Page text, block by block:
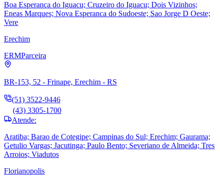
Boa Esperanca do Iguacu; Cruzeiro do Iguacu; Dois Vizinhos;
Eneas Marques; Nova Esperanca do Sudoeste; Sao Jorge D Oeste;
Vere
Erechim
ERMParceira
BR-153, 52 - Frinape, Erechim - RS
(51) 3522-9446
(43) 3305-1700
Atende:
Aratiba; Barao de Cotegipe; Campinas do Sul; Erechim; Gaurama;
Getulio Vargas; Jacutinga; Paulo Bento; Severiano de Almeida; Tres
Arroios; Viadutos
Florianopolis